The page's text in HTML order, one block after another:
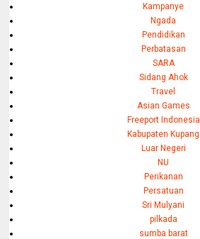
Kampanye
Ngada
Pendidikan
Perbatasan
SARA
Sidang Ahok
Travel
Asian Games
Freeport Indonesia
Kabupaten Kupang
Luar Negeri
NU
Perikanan
Persatuan
Sri Mulyani
pilkada
sumba barat